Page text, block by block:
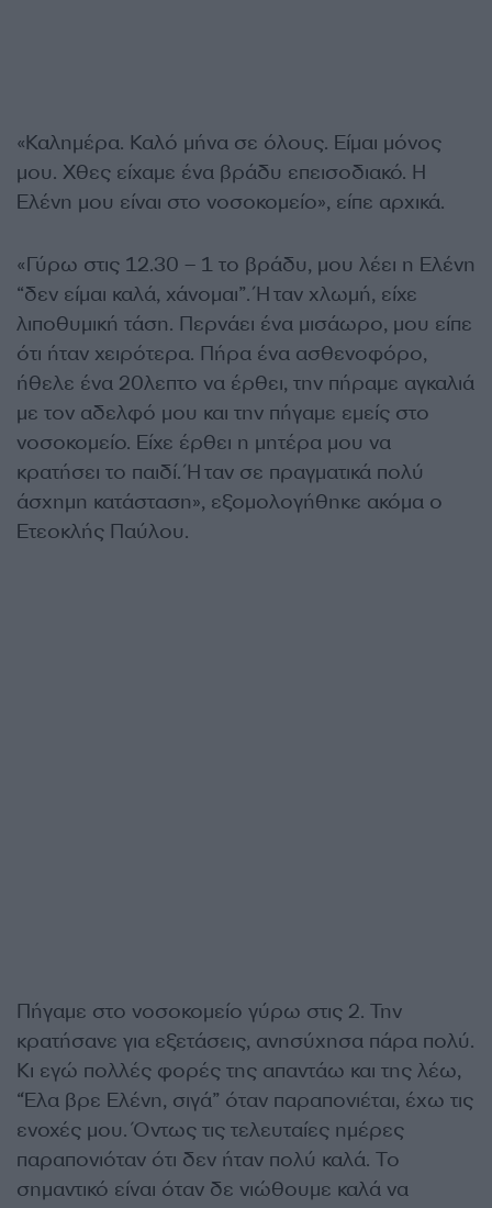
«Καλημέρα. Καλό μήνα σε όλους. Είμαι μόνος
μου. Χθες είχαμε ένα βράδυ επεισοδιακό. Η
Ελένη μου είναι στο νοσοκομείο», είπε αρχικά.
«Γύρω στις 12.30 – 1 το βράδυ, μου λέει η Ελένη
“δεν είμαι καλά, χάνομαι”. Ήταν χλωμή, είχε
λιποθυμική τάση. Περνάει ένα μισάωρο, μου είπε
ότι ήταν χειρότερα. Πήρα ένα ασθενοφόρο,
ήθελε ένα 20λεπτο να έρθει, την πήραμε αγκαλιά
με τον αδελφό μου και την πήγαμε εμείς στο
νοσοκομείο. Είχε έρθει η μητέρα μου να
κρατήσει το παιδί.Ήταν σε πραγματικά πολύ
άσχημη κατάσταση», εξομολογήθηκε ακόμα ο
Ετεοκλής Παύλου.
Πήγαμε στο νοσοκομείο γύρω στις 2. Την
κρατήσανε για εξετάσεις, ανησύχησα πάρα πολύ.
Κι εγώ πολλές φορές της απαντάω και της λέω,
“Έλα βρε Ελένη, σιγά” όταν παραπονιέται, έχω τις
ενοχές μου. Όντως τις τελευταίες ημέρες
παραπονιόταν ότι δεν ήταν πολύ καλά. Το
σημαντικό είναι όταν δε νιώθουμε καλά να